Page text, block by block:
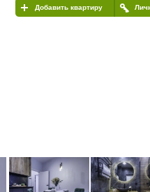
Добавить квартиру